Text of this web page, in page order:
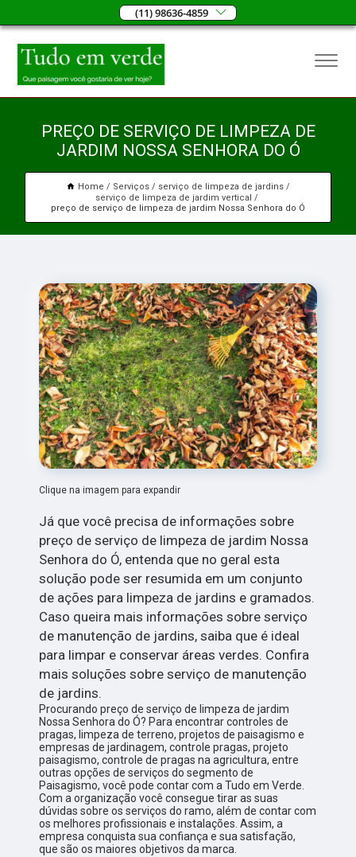
(11) 98636-4859
PREÇO DE SERVIÇO DE LIMPEZA DE
JARDIM NOSSA SENHORA DO Ó
Home Serviços
serviço de limpeza de jardins
serviço de limpeza de jardim vertical
preço de serviço de limpeza de jardim Nossa Senhora do Ó
Clique na imagem para expandir
Já que você precisa de informações sobre
preço de serviço de limpeza de jardim Nossa
Senhora do Ó, entenda que no geral esta
solução pode ser resumida em um conjunto
de ações para limpeza de jardins e gramados.
Caso queira mais informações sobre serviço
de manutenção de jardins, saiba que é ideal
para limpar e conservar áreas verdes. Confira
mais soluções sobre serviço de manutenção
de jardins.
Procurando preço de serviço de limpeza de jardim
Nossa Senhora do Ó? Para encontrar controles de
pragas, limpeza de terreno, projetos de paisagismo e
empresas de jardinagem, controle pragas, projeto
paisagismo, controle de pragas na agricultura, entre
outras opções de serviços do segmento de
Paisagismo, você pode contar com a Tudo em Verde.
Com a organização você consegue tirar as suas
dúvidas sobre os serviços do ramo, além de contar com
os melhores profissionais e instalações. Assim, a
empresa conquista sua confiança e sua satisfação,
que são os maiores objetivos da marca.